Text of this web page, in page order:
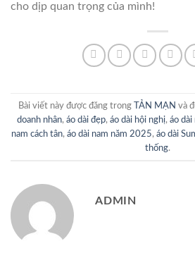
cho dịp quan trọng của mình!
Bài viết này được đăng trong TẢN MẠN và
doanh nhân, áo dài đẹp, áo dài hội nghị, áo dài
nam cách tân, áo dài nam năm 2025, áo dài
thống.
ADMIN